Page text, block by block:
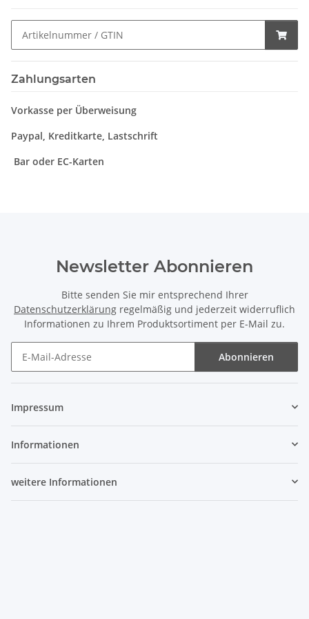
Zahlungsarten
Vorkasse per Überweisung
Paypal, Kreditkarte, Lastschrift
Bar oder EC-Karten
Newsletter Abonnieren
Bitte senden Sie mir entsprechend Ihrer
Datenschutzerklärung regelmäßig und jederzeit widerruflich
Informationen zu Ihrem Produktsortiment per E-Mail zu.
Abonnieren
Impressum
Informationen
weitere Informationen